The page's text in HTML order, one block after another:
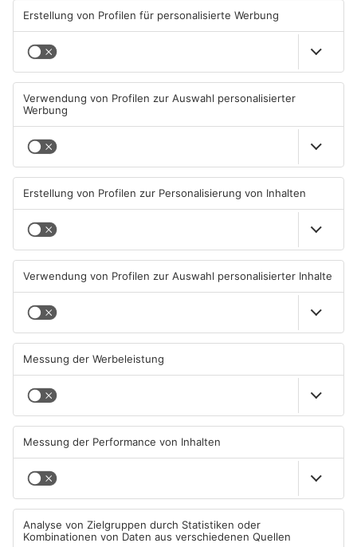
07.08.2026, 09:25 UHR IN
PRIMAVERALAND
06.08.2026, 06:37 UHR IN
PRIMAVERALAND
TOPNEWS
Waldbrandgefahr im
weiterhin sehr hoch
Brände in Seligenstadt,
Waldaschaff und zwischen
Hanau und Kahl
Gewässer im Primaveraland
leiden unter Trockenheit
TOPNEWS
Kliniken im Primaveraland
melden mehr Patienten
durch Hitze